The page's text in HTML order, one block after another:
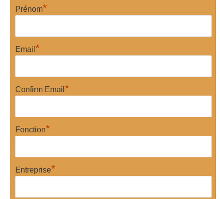
Prénom*
Email *
Confirm Email *
Fonction*
Entreprise*